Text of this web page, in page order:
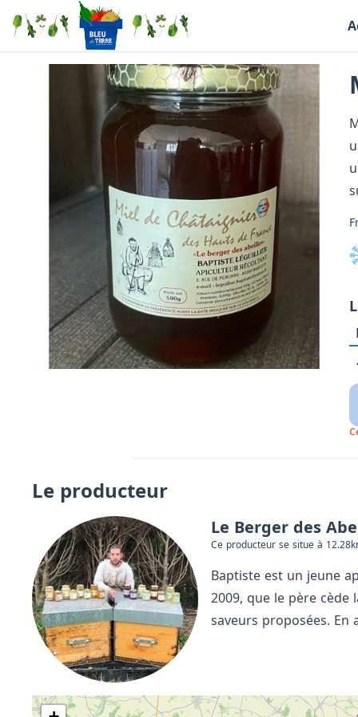
Le producteur
Le Berger des
Ce producteur se situe à
Baptiste est un jeune
2009, que le père
saveurs proposées.